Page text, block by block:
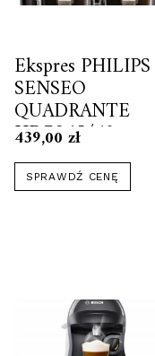
Ekspres PHILIPS
SENSEO
QUADRANTE
HD7865/60
CZARNY
439,00 zł
SPRAWDŹ CENĘ